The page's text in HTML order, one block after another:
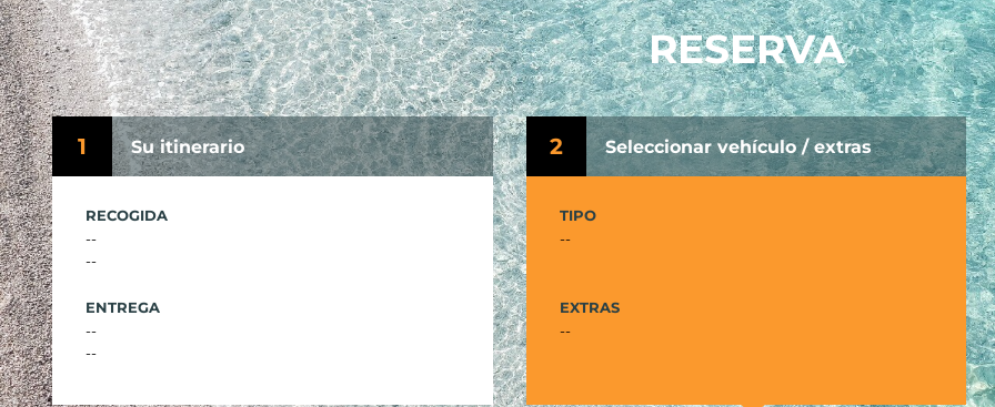
RESERVA
1 Su itinerario
RECOGIDA
--
--
ENTREGA
--
--
2 Seleccionar vehículo / extras
TIPO
--
EXTRAS
--